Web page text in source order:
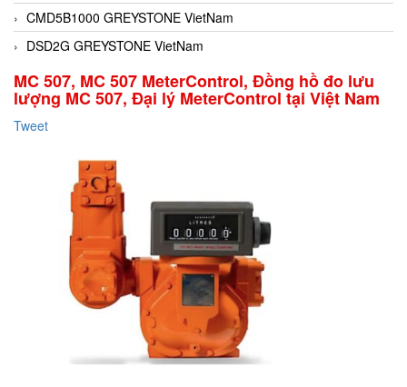
CMD5B1000 GREYSTONE VietNam
DSD2G GREYSTONE VietNam
MC 507, MC 507 MeterControl, Đồng hồ đo lưu
lượng MC 507, Đại lý MeterControl tại Việt Nam
Tweet